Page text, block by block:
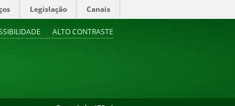
Legislação Canais
ALTO CONTRASTE